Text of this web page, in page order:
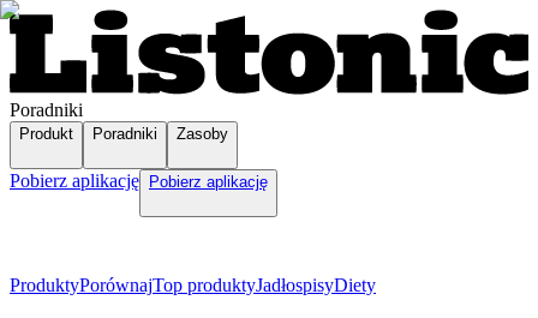
Poradniki
Produkt Poradniki Zasoby
Pobierz aplikację Pobierz aplikację
ProduktyPorównajTop produktyJadłospisyDiety